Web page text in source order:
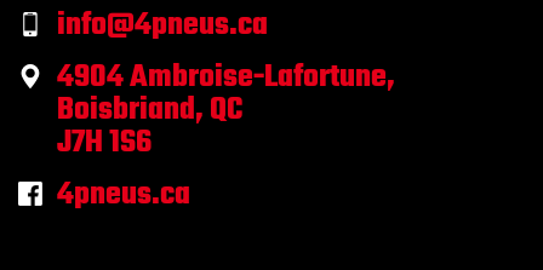
info@4pneus.ca
4904 Ambroise-Lafortune,
Boisbriand, QC
J7H 1S6
4pneus.ca